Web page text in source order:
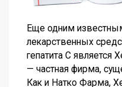
Еще одним
лекарственных
гепатита С является
— частная фирма,
Как и Натко Фарма,